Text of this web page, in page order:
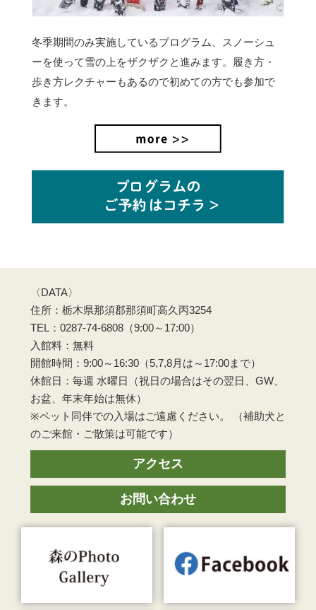
冬季期間のみ実施しているプログラム、スノーシュ
ーを使って雪の上をザクザクと進みます。
履き方・
歩き方レクチャーもあるので初めての方でも参加で
きます。
〈DATA〉
住所：栃木県那須郡那須町高久丙3254
TEL：0287-74-6808（9:00～17:00）
入館料：無料
開館時間：9:00～16:30（5,7,8月は～17:00まで）
休館日：毎週 水曜日（祝日の場合はその翌日、GW、
お盆、年末年始は無休）
※ペット同伴での入場はご遠慮ください。 （補助犬と
のご来館・ご散策は可能です）
アクセス
お問い合わせ